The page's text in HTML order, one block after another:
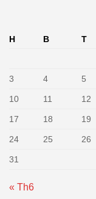
H B T
3 4 5
10 11 12
17 18 19
24 25 26
31
« Th6